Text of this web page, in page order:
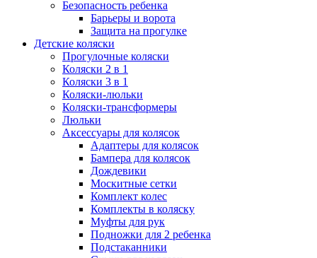
Безопасность ребенка
Барьеры и ворота
Защита на прогулке
Детские коляски
Прогулочные коляски
Коляски 2 в 1
Коляски 3 в 1
Коляски-люльки
Коляски-трансформеры
Люльки
Аксессуары для колясок
Адаптеры для колясок
Бампера для колясок
Дождевики
Москитные сетки
Комплект колес
Комплекты в коляску
Муфты для рук
Подножки для 2 ребенка
Подстаканники